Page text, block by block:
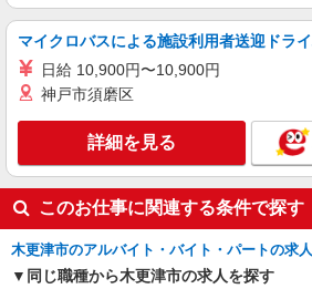
5,000円） 店舗全体の売
奨励金が支給されます
定されますが、店舗全体
個人ごとの目安であり
のでモチベーションに
ろん未達成時のペナルティ
ボーナス年2回（支給対
手当（1分単位） ・交通
千葉県木更津市金田
トパーク 木更津
キープ
パート
販売・フロアスタッフ
［アルバイト・パー
は弊社基準に基づき、
ます千葉県木更津市金田
トパーク 木更津
マイクロバスによる施設利用者送迎ドラ
日給 10,900円〜10,900円
神戸市須磨区
詳細を見る
このお仕事に関連する条件で探す
木更津市のアルバイト・バイト・パートの求
同じ職種から木更津市の求人を探す